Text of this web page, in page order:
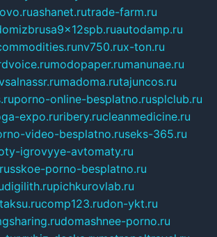
ashanet.rutrade-farm.ru
autodamp.ru
nv750.rux-ton.ru
modopaper.rumanunae.ru
madoma.rutajuncos.ru
porno-online-besplatno.rusplclub.ru
expo.ruribery.rucleanmedicine.ru
video-besplatno.ruseks-365.ru
igrovyye-avtomaty.ru
russkoe-porno-besplatno.ru
digilith.rupichkurovlab.ru
taksu.rucomp123.rudon-ykt.ru
domashnee-porno.ru